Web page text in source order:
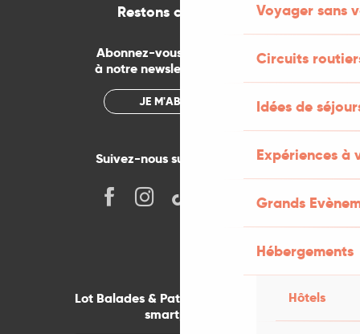
Voyager sans
Circuits
Idées de
Expériences à
Grands
Hébergements
Hôtels
Restons connectés
Abonnez-vous gratuitement
à notre newsletter mensuelle
JE M'ABONNE
Suivez-nous sur les réseaux !
Lot Balades & Patrimoines sur votre
smartphone